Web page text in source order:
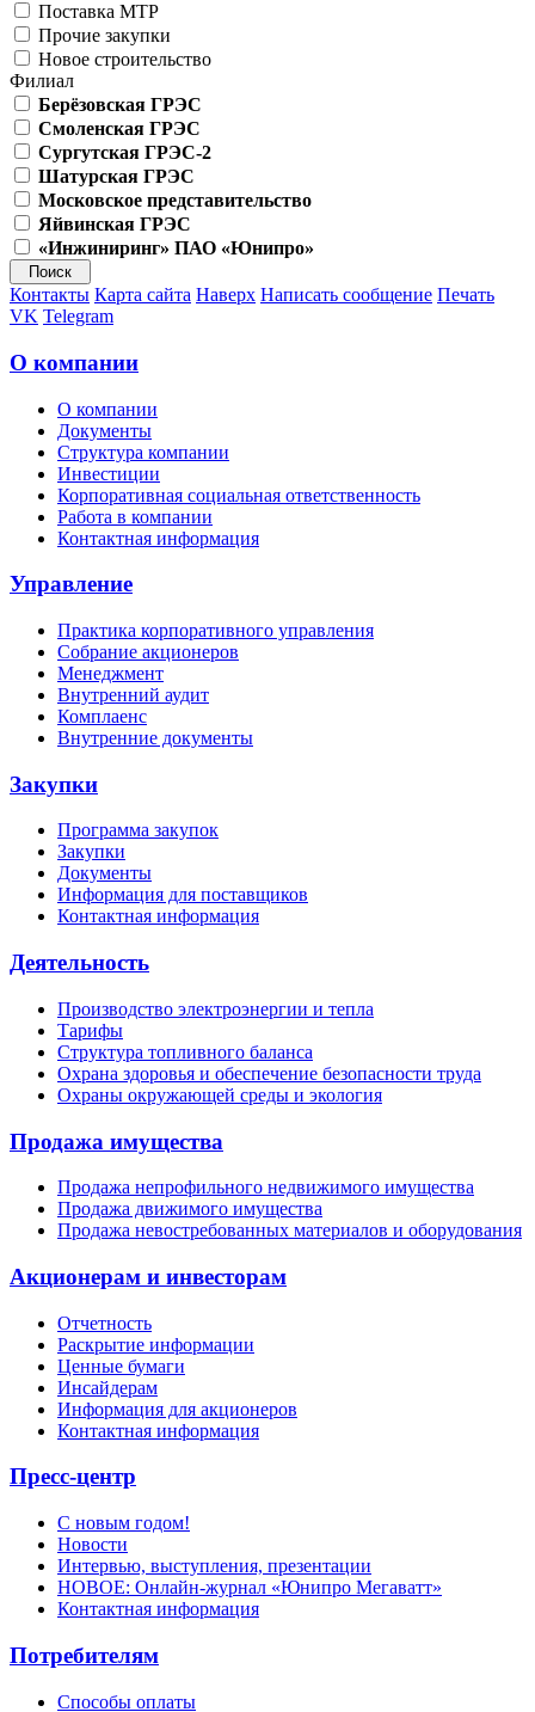
Поставка МТР
Прочие закупки
Новое строительство
Филиал
Берёзовская ГРЭС
Смоленская ГРЭС
Сургутская ГРЭС-2
Шатурская ГРЭС
Московское представительство
Яйвинская ГРЭС
«Инжиниринг» ПАО «Юнипро»
Контакты Карта сайта Наверх Написать сообщение Печать
VK Telegram
О компании
О компании
Документы
Структура компании
Инвестиции
Корпоративная социальная ответственность
Работа в компании
Контактная информация
Управление
Практика корпоративного управления
Собрание акционеров
Менеджмент
Внутренний аудит
Комплаенс
Внутренние документы
Закупки
Программа закупок
Закупки
Документы
Информация для поставщиков
Контактная информация
Деятельность
Производство электроэнергии и тепла
Тарифы
Структура топливного баланса
Охрана здоровья и обеспечение безопасности труда
Охраны окружающей среды и экология
Продажа имущества
Продажа непрофильного недвижимого имущества
Продажа движимого имущества
Продажа невостребованных материалов и оборудования
Акционерам и инвесторам
Отчетность
Раскрытие информации
Ценные бумаги
Инсайдерам
Информация для акционеров
Контактная информация
Пресс-центр
С новым годом!
Новости
Интервью, выступления, презентации
НОВОЕ: Онлайн-журнал «Юнипро Мегаватт»
Контактная информация
Потребителям
Способы оплаты